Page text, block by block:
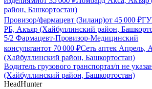
район, Башкортостан)
Провизор/фармацевт (Зилаир)от 45 000 ₽
РБ, Акъяр (Хайбуллинский район,
5/2 Фармацевт-Провизор-Медицинский
консультантот 70 000 ₽Сеть аптек Апрель,
(Хайбуллинский район, Башкортостан)
Водитель грузового транспортаз/п не
(Хайбуллинский район, Башкортостан)
HeadHunter